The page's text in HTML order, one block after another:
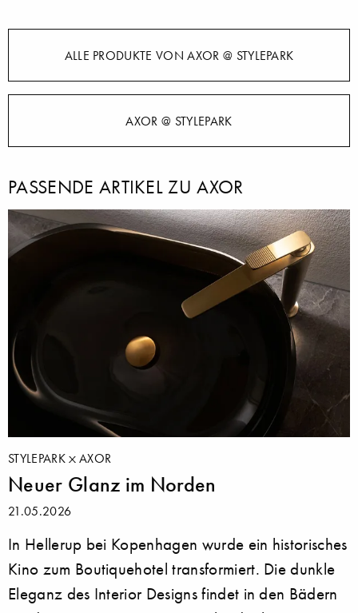
ALLE PRODUKTE VON AXOR @ STYLEPARK
AXOR @ STYLEPARK
PASSENDE ARTIKEL ZU AXOR
STYLEPARK AXOR
Neuer Glanz im Norden
21.05.2026
In Hellerup bei Kopenhagen wurde ein historisches
Kino zum Boutiquehotel transformiert. Die dunkle
Eleganz des Interior Designs findet in den Bädern